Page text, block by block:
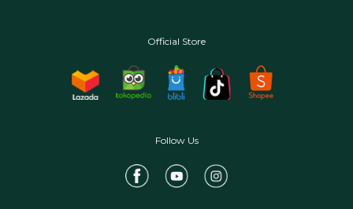
Official Store
Follow Us